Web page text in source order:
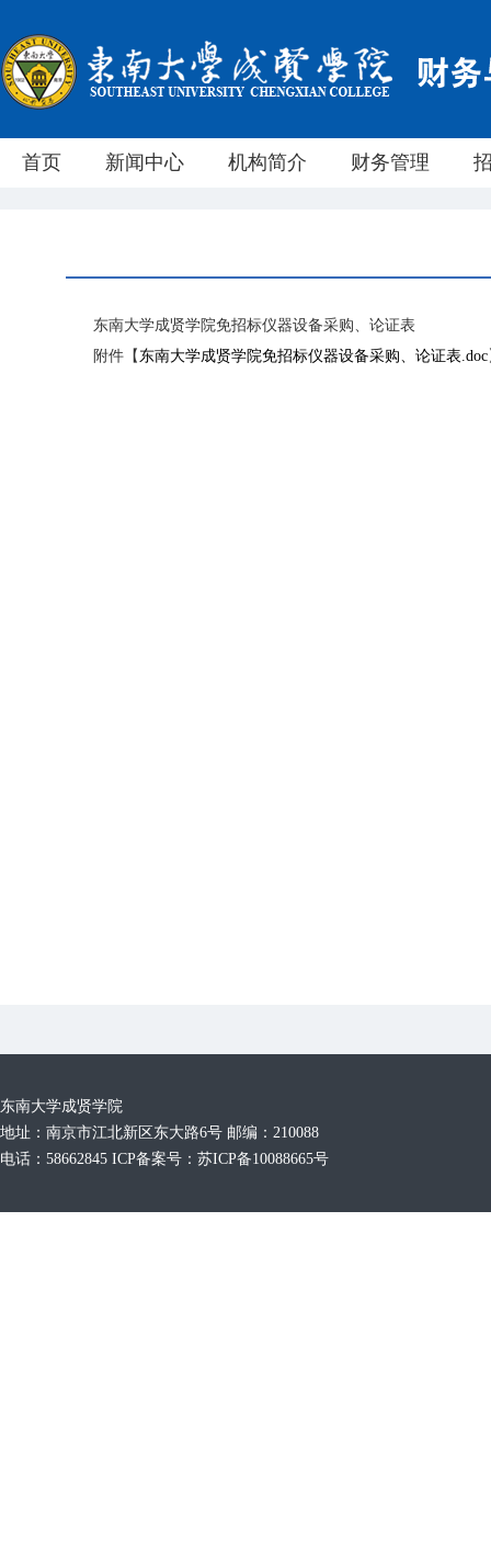
首页 新闻中心 机构简介 财务管理
东南大学成贤学院免招标仪器设备采购、论证表
附件【 东南大学成贤学院免招标仪器设备采购、论证表.doc
东南大学成贤学院
地址：南京市江北新区东大路6号 邮编：210088
电话：58662845 ICP备案号：苏ICP备10088665号